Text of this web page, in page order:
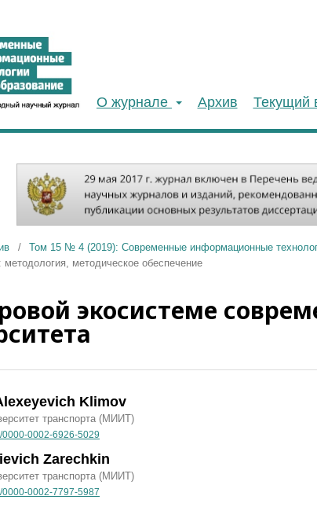
Текущий
Архив
О журнале
/ Том 15 № 4 (2019): Современные информационные
методология, методическое обеспечение
экосистеме
Klimov
транспорта (МИИТ)
0000-0002-6926-5029
Zarechkin
транспорта (МИИТ)
0000-0002-7797-5987